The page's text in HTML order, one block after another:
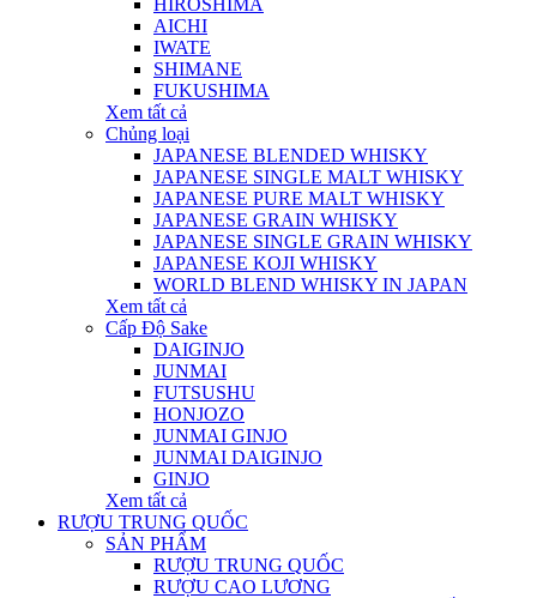
HIROSHIMA
AICHI
IWATE
SHIMANE
FUKUSHIMA
Xem tất cả
Chủng loại
JAPANESE BLENDED WHISKY
JAPANESE SINGLE MALT WHISKY
JAPANESE PURE MALT WHISKY
JAPANESE GRAIN WHISKY
JAPANESE SINGLE GRAIN WHISKY
JAPANESE KOJI WHISKY
WORLD BLEND WHISKY IN JAPAN
Xem tất cả
Cấp Độ Sake
DAIGINJO
JUNMAI
FUTSUSHU
HONJOZO
JUNMAI GINJO
JUNMAI DAIGINJO
GINJO
Xem tất cả
RƯỢU TRUNG QUỐC
SẢN PHẨM
RƯỢU TRUNG QUỐC
RƯỢU CAO LƯƠNG